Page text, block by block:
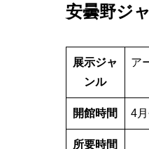
安曇野ジ
展示ジャ
ンル
ア
開館時間 4
所要時間